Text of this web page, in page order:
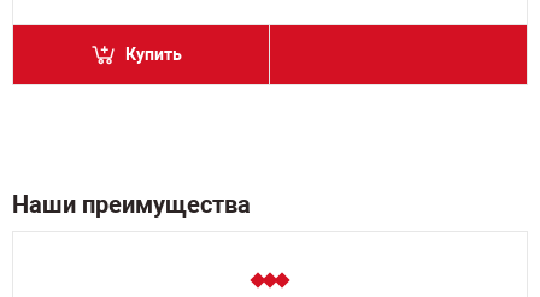
Купить
Наши преимущества